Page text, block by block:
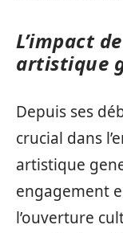
L’impact
artistique
Depuis ses
crucial dans
artistique
engagement
l’ouverture